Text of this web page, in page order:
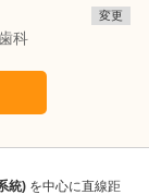
科
変更
統) を中心に直線距